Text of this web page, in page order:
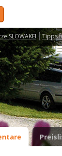
SLOWAKEI Tipps